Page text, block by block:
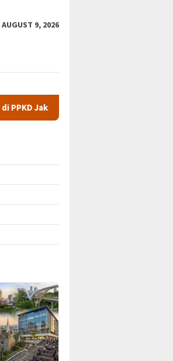
AUGUST 9, 2026
10 Wisata Gratis di Jakarta